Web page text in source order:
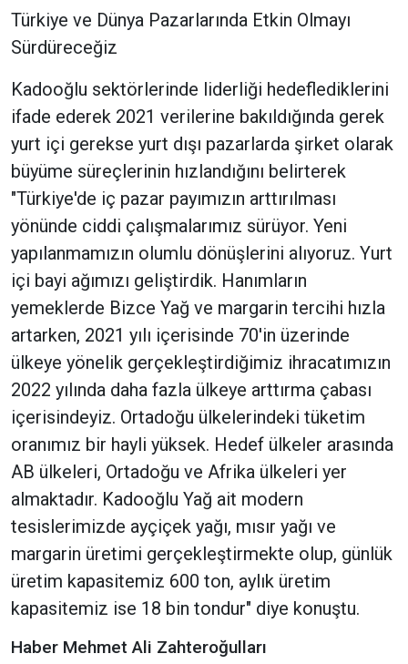
Türkiye ve Dünya Pazarlarında Etkin Olmayı
Sürdüreceğiz
Kadooğlu sektörlerinde liderliği hedeflediklerini
ifade ederek 2021 verilerine bakıldığında gerek
yurt içi gerekse yurt dışı pazarlarda şirket olarak
büyüme süreçlerinin hızlandığını belirterek
"Türkiye'de iç pazar payımızın arttırılması
yönünde ciddi çalışmalarımız sürüyor. Yeni
yapılanmamızın olumlu dönüşlerini alıyoruz. Yurt
içi bayi ağımızı geliştirdik. Hanımların
yemeklerde Bizce Yağ ve margarin tercihi hızla
artarken, 2021 yılı içerisinde 70'in üzerinde
ülkeye yönelik gerçekleştirdiğimiz ihracatımızın
2022 yılında daha fazla ülkeye arttırma çabası
içerisindeyiz. Ortadoğu ülkelerindeki tüketim
oranımız bir hayli yüksek. Hedef ülkeler arasında
AB ülkeleri, Ortadoğu ve Afrika ülkeleri yer
almaktadır. Kadooğlu Yağ ait modern
tesislerimizde ayçiçek yağı, mısır yağı ve
margarin üretimi gerçekleştirmekte olup, günlük
üretim kapasitemiz 600 ton, aylık üretim
kapasitemiz ise 18 bin tondur" diye konuştu.
Haber Mehmet Ali Zahteroğulları